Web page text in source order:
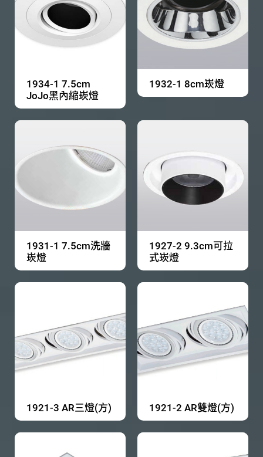
1934-1 7.5cm
JoJo黑內縮崁燈
1932-1 8cm崁燈
1931-1 7.5cm洗牆
崁燈
1927-2 9.3cm可拉
式崁燈
1921-3 AR三燈(方) 1921-2 AR雙燈(方)